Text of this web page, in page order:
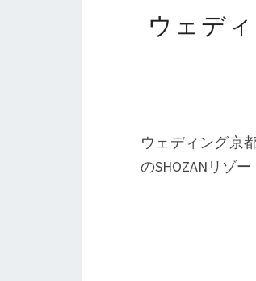
ウェデ
ウェディング京
のSHOZANリゾ